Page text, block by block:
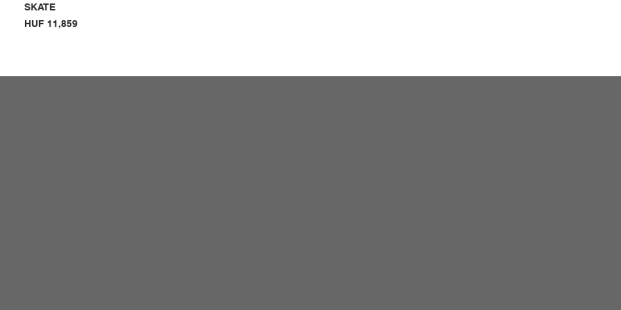
SKATE
Price
HUF 11,859